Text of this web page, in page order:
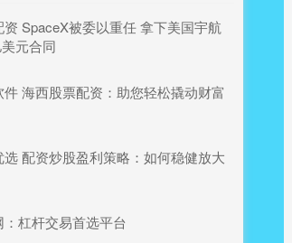
SpaceX被委以重任 拿下美国宇航
元合同
件 海西股票配资：助您轻松撬动财富
配资炒股盈利策略：如何稳健放大
杠杆交易首选平台